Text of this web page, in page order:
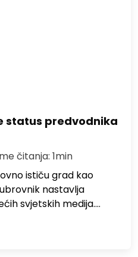
status predvodnika
čitanja: 1min
ističu grad kao
nastavlja
svjetskih medija.…